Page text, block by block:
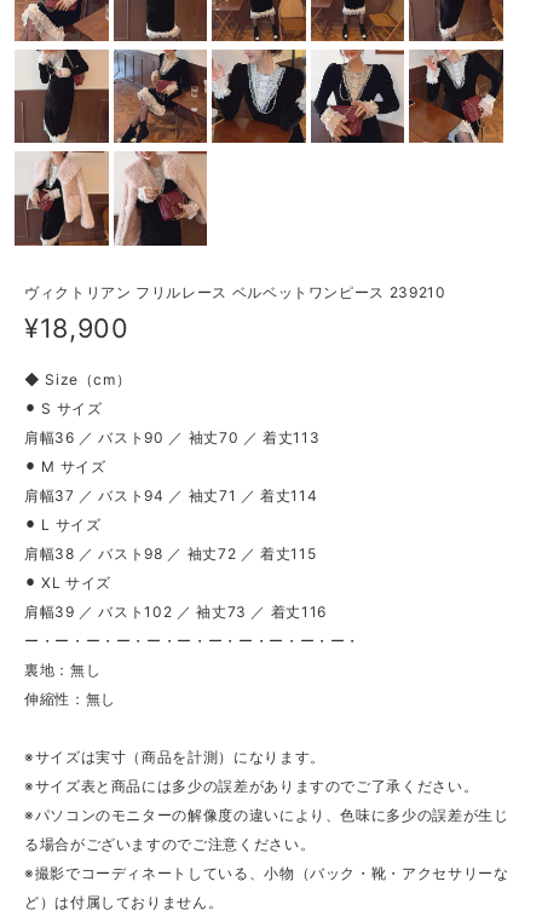
ヴィクトリアン フリルレース ベルベットワンピース 239210
¥18,900
◆ Size（cm）
⚫︎ S サイズ
肩幅36 ／ バスト90 ／ 袖丈70 ／ 着丈113
⚫︎ M サイズ
肩幅37 ／ バスト94 ／ 袖丈71 ／ 着丈114
⚫︎ L サイズ
肩幅38 ／ バスト98 ／ 袖丈72 ／ 着丈115
⚫︎ XL サイズ
肩幅39 ／ バスト102 ／ 袖丈73 ／ 着丈116
ー・ー・ー・ー・ー・ー・ー・ー・ー・ー・ー・
裏地：無し
伸縮性：無し
※サイズは実寸（商品を計測）になります。
※サイズ表と商品には多少の誤差がありますのでご了承ください。
※パソコンのモニターの解像度の違いにより、色味に多少の誤差が生じ
る場合がございますのでご注意ください。
※撮影でコーディネートしている、小物（バック・靴・アクセサリーな
ど）は付属しておりません。